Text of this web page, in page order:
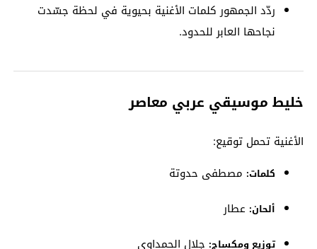
ردّد الجمهور كلمات الأغنية بحيوية في لحظة جسّدت
نجاحها العابر للحدود.
خليط موسيقي عربي معاصر
الأغنية تحمل توقيع:
كلمات: مصطفى حدوتة
ألحان: عطار
توزيع ومكساج: جلال الحمداوي